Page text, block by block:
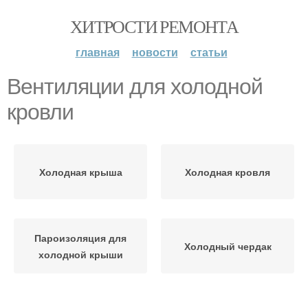
ХИТРОСТИ РЕМОНТА
главная новости статьи
Вентиляции для холодной
кровли
Холодная крыша Холодная кровля
Пароизоляция для
холодной крыши
Холодный чердак